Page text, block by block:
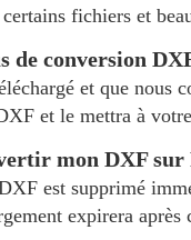
fichiers et
de conversion
et que nous
et le mettra à
mon DXF sur
est supprimé
expirera après